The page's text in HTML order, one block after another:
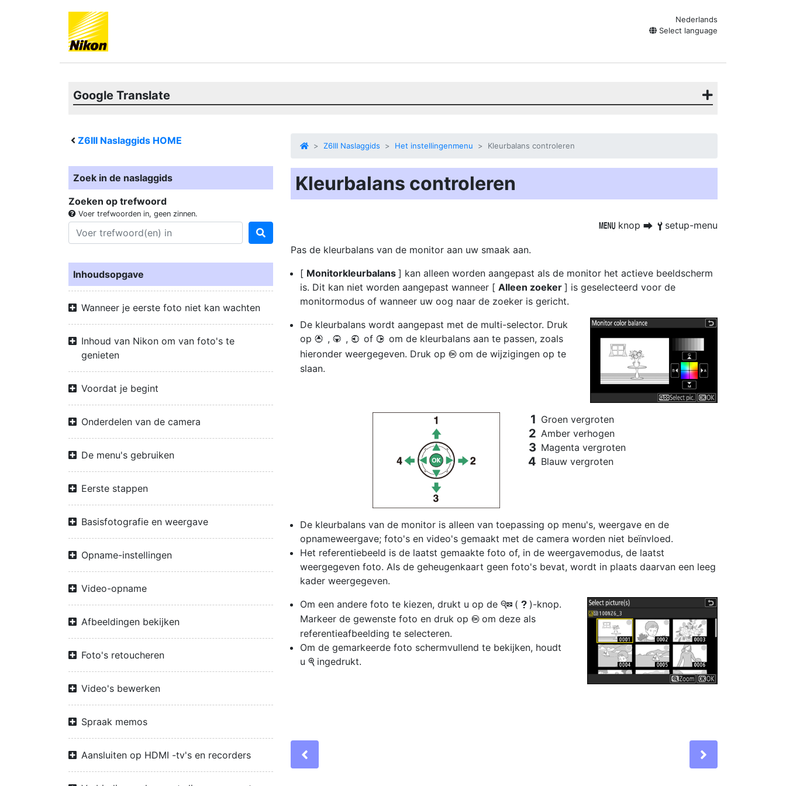
Nederlands
Select language
Google Translate
Z6III Naslaggids HOME
Zoek in de naslaggids
Zoeken op trefwoord
Voer trefwoorden in, geen zinnen.
Inhoudsopgave
Wanneer je eerste foto niet kan wachten
Inhoud van Nikon om van foto's te
genieten
Voordat je begint
Onderdelen van de camera
De menu's gebruiken
Eerste stappen
Basisfotografie en weergave
Opname-instellingen
Video-opname
Afbeeldingen bekijken
Foto's retoucheren
Video's bewerken
Spraak memos
Aansluiten op HDMI -tv's en recorders
Z6III Naslaggids Het instellingenmenu Kleurbalans controleren
Kleurbalans controleren
G knop U B setup-menu
Pas de kleurbalans van de monitor aan uw smaak aan.
[ Monitorkleurbalans ] kan alleen worden aangepast als de monitor het actieve beeldscherm
is. Dit kan niet worden aangepast wanneer [ Alleen zoeker ] is geselecteerd voor de
monitormodus of wanneer uw oog naar de zoeker is gericht.
De kleurbalans wordt aangepast met de multi-selector. Druk
op 1 , 3 , 4 of 2 om de kleurbalans aan te passen, zoals
hieronder weergegeven. Druk op J om de wijzigingen op te
slaan.
Groen vergroten
Amber verhogen
Magenta vergroten
Blauw vergroten
De kleurbalans van de monitor is alleen van toepassing op menu's, weergave en de
opnameweergave; foto's en video's gemaakt met de camera worden niet beïnvloed.
Het referentiebeeld is de laatst gemaakte foto of, in de weergavemodus, de laatst
weergegeven foto. Als de geheugenkaart geen foto's bevat, wordt in plaats daarvan een leeg
kader weergegeven.
Om een andere foto te kiezen, drukt u op de W ( Q )-knop.
Markeer de gewenste foto en druk op J om deze als
referentieafbeelding te selecteren.
Om de gemarkeerde foto schermvullend te bekijken, houdt
u X ingedrukt.